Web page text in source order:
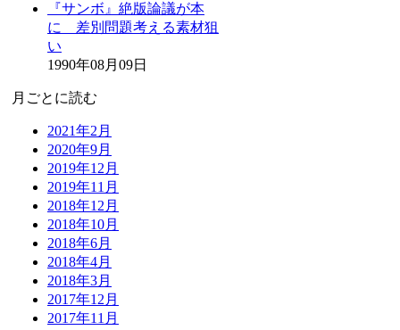
『サンボ』絶版論議が本
に 差別問題考える素材狙
い
1990年08月09日
月ごとに読む
2021年2月
2020年9月
2019年12月
2019年11月
2018年12月
2018年10月
2018年6月
2018年4月
2018年3月
2017年12月
2017年11月